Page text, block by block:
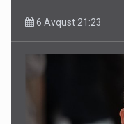
6 Avqust 21:23